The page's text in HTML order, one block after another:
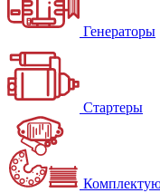
Генераторы
Стартеры